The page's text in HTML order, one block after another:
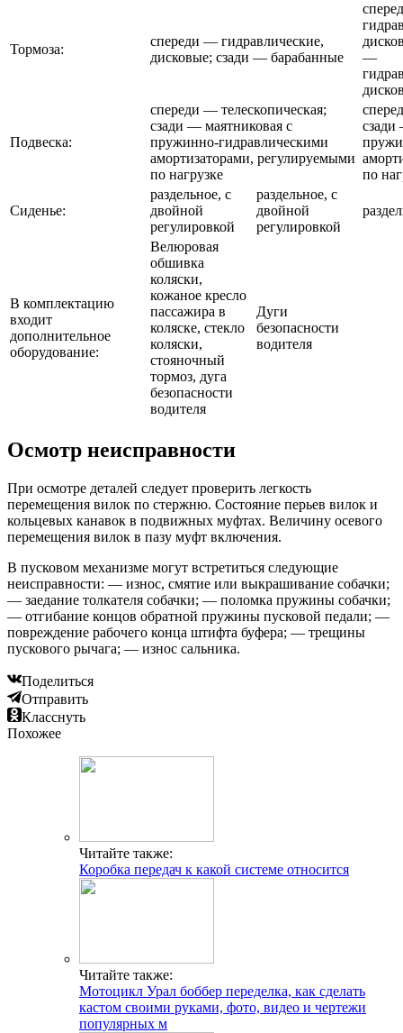
Тормоза:
спереди — гидравлические,
дисковые; сзади — барабанные
—
Подвеска:
спереди — телескопическая;
сзади — маятниковая с
пружинно-гидравлическими
амортизаторами, регулируемыми
по нагрузке
сзади
по
Сиденье:
раздельное, с
двойной
регулировкой
раздельное, с
двойной
регулировкой
В комплектацию
входит
дополнительное
оборудование:
Велюровая
обшивка
коляски,
кожаное кресло
пассажира в
коляске, стекло
коляски,
стояночный
тормоз, дуга
безопасности
водителя
Дуги
безопасности
водителя
Осмотр неисправности
При осмотре деталей следует проверить легкость
перемещения вилок по стержню. Состояние перьев вилок и
кольцевых канавок в подвижных муфтах. Величину осевого
перемещения вилок в пазу муфт включения.
В пусковом механизме могут встретиться следующие
неисправности: — износ, смятие или выкрашивание собачки;
— заедание толкателя собачки; — поломка пружины собачки;
— отгибание концов обратной пружины пусковой педали; —
повреждение рабочего конца штифта буфера; — трещины
пускового рычага; — износ сальника.
Поделиться
Отправить
Класснуть
Похожее
Читайте также:
Коробка передач к какой системе относится
Читайте также:
Мотоцикл Урал боббер переделка, как сделать
кастом своими руками, фото, видео и чертежи
популярных м